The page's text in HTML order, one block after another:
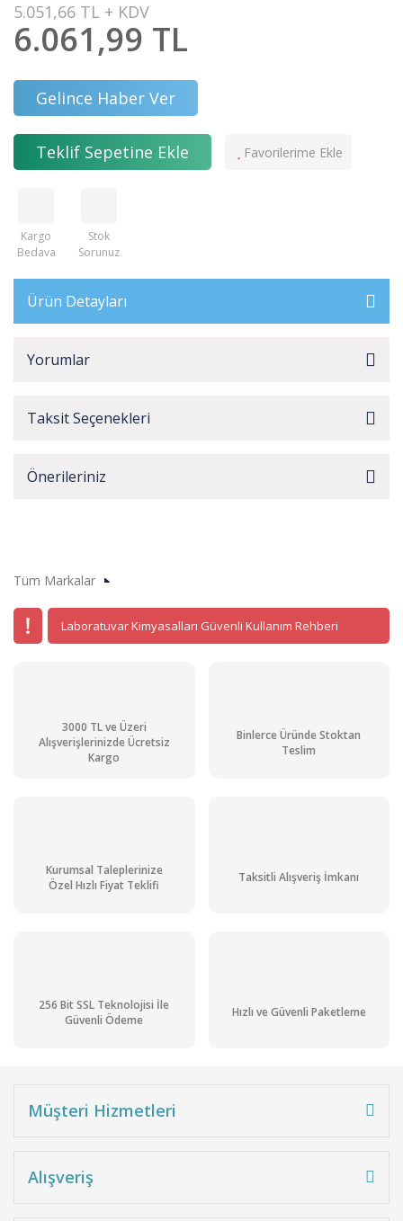
5.051,66 TL + KDV
6.061,99 TL
Gelince Haber Ver
Teklif Sepetine Ekle
Kargo
Bedava
Stok
Sorunuz
Ürün Detayları
Yorumlar
Taksit Seçenekleri
Önerileriniz
Tüm Markalar
Laboratuvar Kimyasalları Güvenli Kullanım Rehberi
3000 TL ve Üzeri
Alışverişlerinizde Ücretsiz
Kargo
Binlerce Üründe Stoktan
Teslim
Kurumsal Taleplerinize
Özel Hızlı Fiyat Teklifi
Taksitli Alışveriş İmkanı
256 Bit SSL Teknolojisi İle
Güvenli Ödeme
Hızlı ve Güvenli Paketleme
Müşteri Hizmetleri
Alışveriş